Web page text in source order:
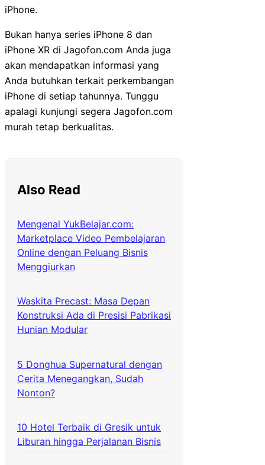
iPhone.
Bukan hanya series iPhone 8 dan
iPhone XR di Jagofon.com Anda juga
akan mendapatkan informasi yang
Anda butuhkan terkait perkembangan
iPhone di setiap tahunnya. Tunggu
apalagi kunjungi segera Jagofon.com
murah tetap berkualitas.
Also Read
Mengenal YukBelajar.com:
Marketplace Video Pembelajaran
Online dengan Peluang Bisnis
Menggiurkan
Waskita Precast: Masa Depan
Konstruksi Ada di Presisi Pabrikasi
Hunian Modular
5 Donghua Supernatural dengan
Cerita Menegangkan, Sudah
Nonton?
10 Hotel Terbaik di Gresik untuk
Liburan hingga Perjalanan Bisnis